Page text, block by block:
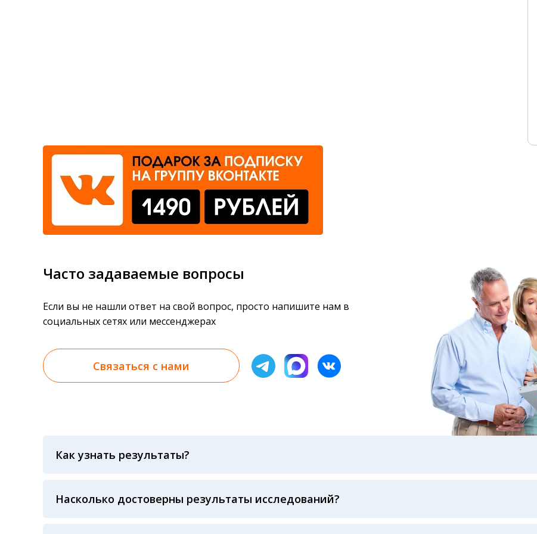
Часто задаваемые вопросы
Если вы не нашли ответ на свой вопрос, просто напишите нам в
социальных сетях или мессенджерах
Связаться с нами
Как узнать результаты?
анализов при предъявлении паспорта или чека об оплате
Насколько достоверны результаты исследований?
Гарантия качества лабораторных тестов обеспечивается соблюдением международных